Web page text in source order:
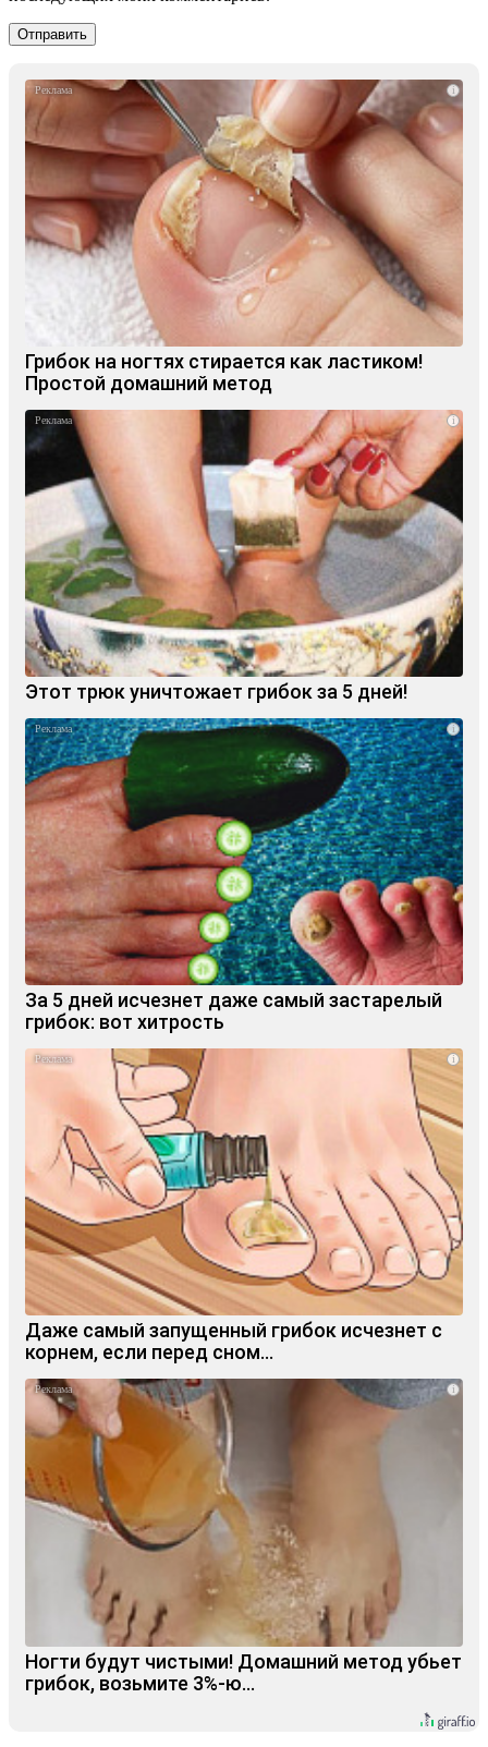
i
Грибок на ногтях стирается как ластиком!
Простой домашний метод
i
Этот трюк уничтожает грибок за 5 дней!
i
За 5 дней исчезнет даже самый застарелый
грибок: вот хитрость
i
Даже самый запущенный грибок исчезнет с
корнем, если перед сном…
i
Ногти будут чистыми! Домашний метод убьет
грибок, возьмите 3%-ю…